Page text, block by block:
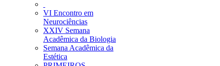
VI Encontro em
Neurociências
XXIV Semana
Acadêmica da Biologia
Semana Acadêmica da
Estética